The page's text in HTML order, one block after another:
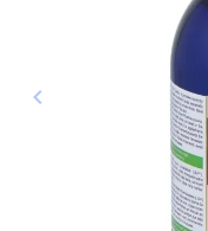
Anterior
keyboard_arrow_left